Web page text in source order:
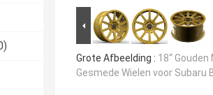
Grote Afbeelding : 18“
Gesmede Wielen voor Subaru